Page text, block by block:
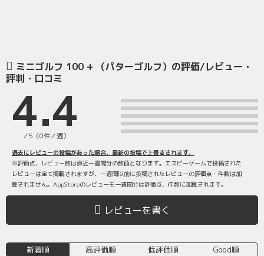
ミニゴルフ 100 + （パターゴルフ）の評価/レビュー・
評判・口コミ
4.4
／5（0件／週）
過去にレビューの投稿があった場合、最新の投稿で上書きされます。
※評価点、レビュー数は直近一週間分の数値となります。エスピーゲームで投稿された
レビューは全て掲載されますが、一週間以前に投稿されたレビューの評価点・件数は加
算されません。AppStoreのレビューも一週間分は評価点、件数に加算されます。
レビューを書く
新着順 高評価順 低評価順 Good順